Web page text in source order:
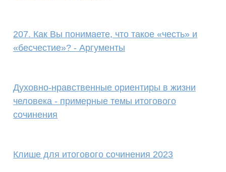
207. Как Вы понимаете, что такое «честь» и
«бесчестие»? - Аргументы
Духовно-нравственные ориентиры в жизни
человека - примерные темы итогового
сочинения
Клише для итогового сочинения 2023